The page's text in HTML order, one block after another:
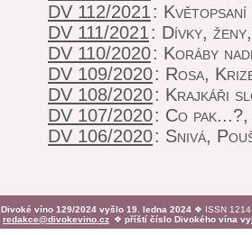
DV 112/2021: Květopsaní
DV 111/2021: Dívky,
DV 110/2020: Koráby
DV 109/2020: Rosa,
DV 108/2020: Krajkáři
DV 107/2020: Co
DV 106/2020: Snivá,
Divoké víno 129/2024 vyšlo 19. ledna 2024 ❖ ISSN
redakce@divokevino.cz ❖ příští číslo Divokého vína